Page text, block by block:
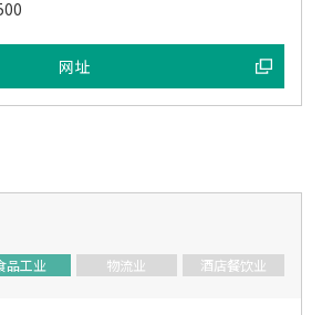
网址
品工业 物流业 酒店餐饮业